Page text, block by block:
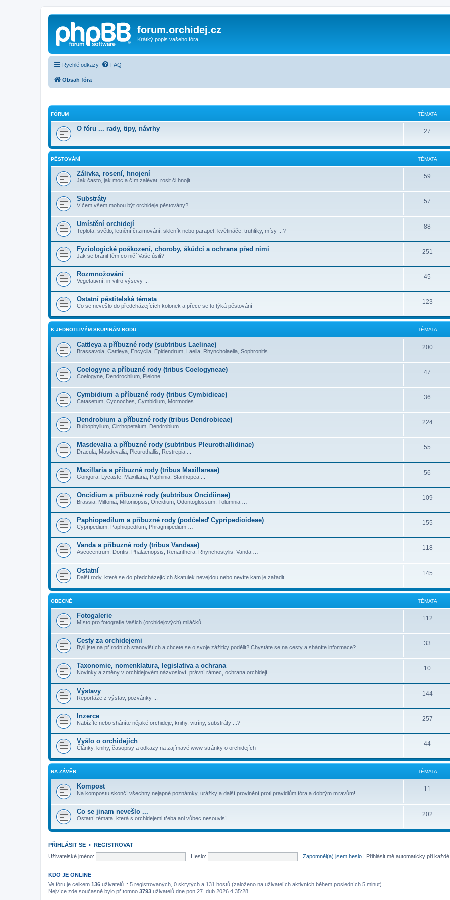
forum.orchidej.cz
Krátký popis vašeho fóra
Rychlé odkazy FAQ
Obsah fóra
FÓRUM TÉMATA
O fóru ... rady, tipy, návrhy 27
PĚSTOVÁNÍ TÉMATA
Zálivka, rosení, hnojení
Jak často, jak moc a čím zalévat, rosit či hnojit ...
59
Substráty
V čem všem mohou být orchideje pěstovány?
57
Umístění orchidejí
Teplota, světlo, letnění či zimování, skleník nebo parapet, květináče, truhlíky, mísy ...?
88
Fyziologické poškození, choroby, škůdci a ochrana před nimi
Jak se bránit těm co ničí Vaše úsilí?
251
Rozmnožování
Vegetativní, in-vitro výsevy ...
45
Ostatní pěstitelská témata
Co se nevešlo do předcházejících kolonek a přece se to týká pěstování
123
K JEDNOTLIVÝM SKUPINÁM RODŮ TÉMATA
Cattleya a příbuzné rody (subtribus Laelinae)
Brassavola, Cattleya, Encyclia, Epidendrum, Laelia, Rhyncholaelia, Sophronitis …
200
Coelogyne a příbuzné rody (tribus Coelogyneae)
Coelogyne, Dendrochilum, Pleione
47
Cymbidium a příbuzné rody (tribus Cymbidieae)
Catasetum, Cycnoches, Cymbidium, Mormodes ...
36
Dendrobium a příbuzné rody (tribus Dendrobieae)
Bulbophyllum, Cirrhopetalum, Dendrobium ...
224
Masdevalia a příbuzné rody (subtribus Pleurothallidinae)
Dracula, Masdevalia, Pleurothallis, Restrepia ...
55
Maxillaria a příbuzné rody (tribus Maxillareae)
Gongora, Lycaste, Maxillaria, Paphinia, Stanhopea ...
56
Oncidium a příbuzné rody (subtribus Oncidiinae)
Brassia, Miltonia, Miltoniopsis, Oncidium, Odontoglossum, Tolumnia …
109
Paphiopedilum a příbuzné rody (podčeleď Cypripedioideae)
Cypripedium, Paphiopedilum, Phragmipedium …
155
Vanda a příbuzné rody (tribus Vandeae)
Ascocentrum, Doritis, Phalaenopsis, Renanthera, Rhynchostylis. Vanda …
118
Ostatní
Další rody, které se do předcházejících škatulek nevejdou nebo nevíte kam je zařadit
145
OBECNÉ TÉMATA
Fotogalerie
Místo pro fotografie Vašich (orchidejových) miláčků
112
Cesty za orchidejemi
Byli jste na přírodních stanovištích a chcete se o svoje zážitky podělit? Chystáte se na cesty a sháníte informace?
33
Taxonomie, nomenklatura, legislativa a ochrana
Novinky a změny v orchidejovém názvosloví, právní rámec, ochrana orchidejí ...
10
Výstavy
Reportáže z výstav, pozvánky ...
144
Inzerce
Nabízíte nebo sháníte nějaké orchideje, knihy, vitríny, substráty ...?
257
Vyšlo o orchidejích
Články, knihy, časopisy a odkazy na zajímavé www stránky o orchidejích
44
NA ZÁVĚR TÉMATA
Kompost
Na kompostu skončí všechny nejapné poznámky, urážky a další provinění proti pravidlům fóra a dobrým mravům!
11
Co se jinam nevešlo ...
Ostatní témata, která s orchidejemi třeba ani vůbec nesouvisí.
202
PŘIHLÁSIT SE • REGISTROVAT
Uživatelské jméno:
Heslo: Zapomněl(a) jsem heslo | Přihlásit mě automaticky při
KDO JE ONLINE
Ve fóru je celkem 136 uživatelů :: 5 registrovaných, 0 skrytých a 131 hostů (založeno na uživatelích aktivních během posledních 5 minut)
Nejvíce zde současně bylo přítomno 3793 uživatelů dne pon 27. dub 2026 4:35:28